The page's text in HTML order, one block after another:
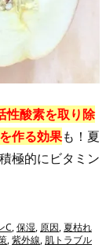
性酸素を取り除
作る効果も！夏
極的にビタミン
C,保湿, 原因,夏枯れ
,紫外線, 肌トラブル